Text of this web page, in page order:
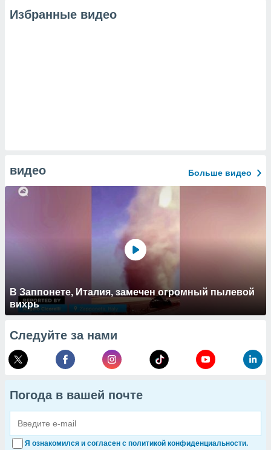
Избранные видео
видео Больше видео
В Заппонете, Италия, замечен огромный пылевой
вихрь
Следуйте за нами
Погода в вашей почте
Я ознакомился и согласен с политикой конфиденциальности.